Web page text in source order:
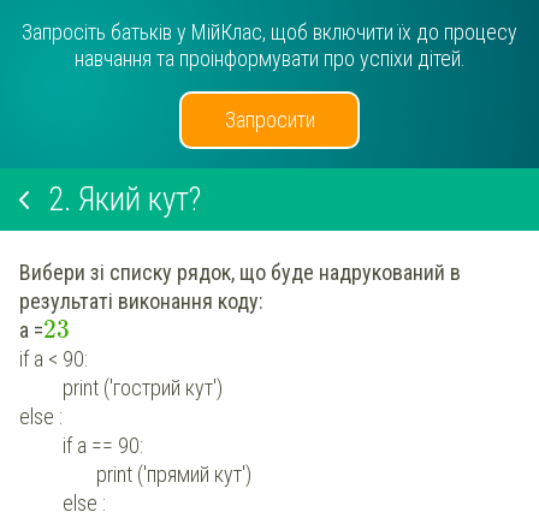
Запросіть батьків у МійКлас, щоб включити їх до процесу
навчання та проінформувати про успіхи дітей.
Запросити
2. Який кут?
Вибери зі списку рядок, що буде надрукований в
результаті виконання коду:
a =23
if a < 90:
print ('гострий кут')
else :
if a == 90:
print ('прямий кут')
else :